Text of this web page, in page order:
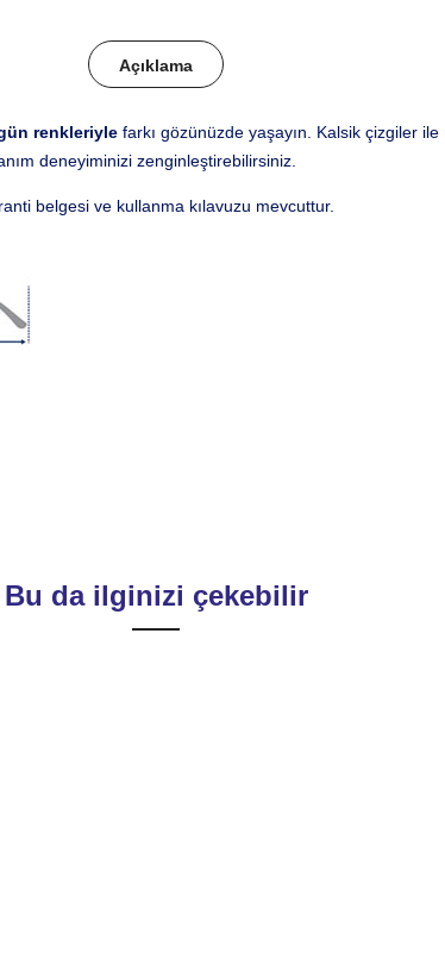
Açıklama
renkleriyle farkı gözünüzde yaşayın. Kalsik çizgiler ile
deneyiminizi zenginleştirebilirsiniz.
belgesi ve kullanma kılavuzu mevcuttur.
Bu da ilginizi çekebilir